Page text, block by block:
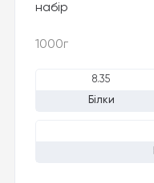
набір
1000г
8.35
Білки